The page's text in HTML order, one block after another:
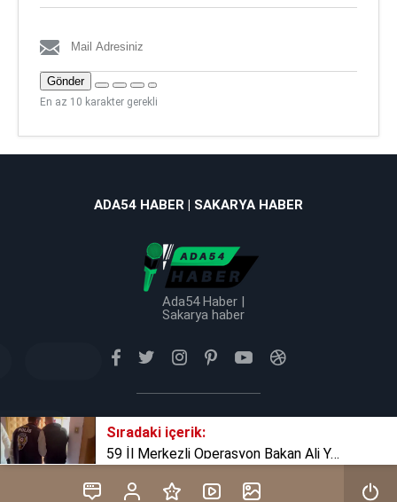
Sıradaki içerik:
59 İl Merkezli Operasyon Bakan Ali Yerlikaya Açıkladı
Gönder
En az 10 karakter gerekli
ADA54 HABER | SAKARYA HABER
Ada54 Haber |
Sakarya haber
Tüm Hakkı Saklıdır © 2025 TB Haber Medya